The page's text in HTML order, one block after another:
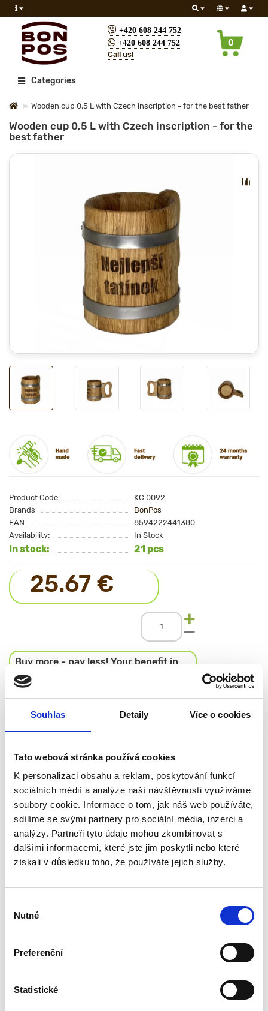
Souhlas Detaily Více o cookies
Tato webová stránka používá cookies
K personalizaci obsahu a reklam, poskytování funkcí
sociálních médií a analýze naší návštěvnosti využíváme
soubory cookie. Informace o tom, jak náš web používáte,
sdílíme se svými partnery pro sociální média, inzerci a
analýzy. Partneři tyto údaje mohou zkombinovat s
dalšími informacemi, které jste jim poskytli nebo které
získali v důsledku toho, že používáte jejich služby.
souhlasu
Nutné
Preferenční
Statistické
+420 608 244 752
+420 608 244 752
Call us!
0
All Categories
Wooden cup 0,5 L with Czech inscription - for the best father
Wooden cup 0,5 L with Czech inscription - for the
best father
Product Code:
KC 0092
Brands
BonPos
EAN:
8594222441380
Availability:
In Stock
In stock: 21 pcs
25.67 €
Buy more - pay less! Your benefit in
every purchase!
2 or more - 23.88 €
Material
- Oak
Color
Diameter of the upper part
140 mm
Diameter of the bottom part
115 mm
All the features
0 reviews
The wooden cup is made of dense oak - not only beautiful, but
also very durable material. Products have large massive handles,
thanks to which it is very convenient to hold the cup filled to the
brim. The products are complemented by stainless steel frames